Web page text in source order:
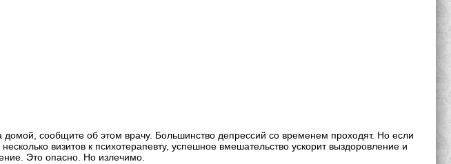
сообщите об этом врачу. Большинство депрессий со временем проходят. Но если
визитов к психотерапевту, успешное вмешательство ускорит выздоровление и
Это опасно. Но излечимо.